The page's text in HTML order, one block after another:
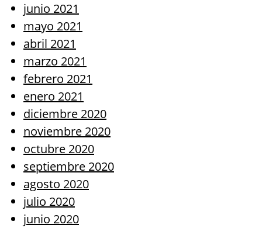
junio 2021
mayo 2021
abril 2021
marzo 2021
febrero 2021
enero 2021
diciembre 2020
noviembre 2020
octubre 2020
septiembre 2020
agosto 2020
julio 2020
junio 2020